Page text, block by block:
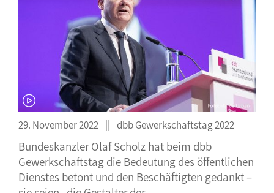
29. November 2022 dbb Gewerkschaftstag 2022
Bundeskanzler Olaf Scholz hat beim dbb
Gewerkschaftstag die Bedeutung des öffentlichen
Dienstes betont und den Beschäftigten gedankt –